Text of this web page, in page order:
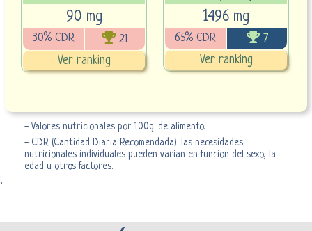
90 mg
30% CDR 21
Ver ranking
1496 mg
65% CDR 7
Ver ranking
- Valores nutricionales por 100g. de alimento.
- CDR (Cantidad Diaria Recomendada): las necesidades
nutricionales individuales pueden varian en funcion del sexo, la
edad u otros factores.
;